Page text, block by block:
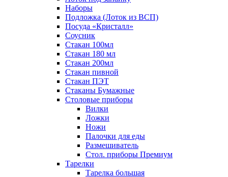
Наборы
Подложка (Лоток из ВСП)
Посуда «Кристалл»
Соусник
Стакан 100мл
Стакан 180 мл
Стакан 200мл
Стакан пивной
Стакан ПЭТ
Стаканы Бумажные
Столовые приборы
Вилки
Ложки
Ножи
Палочки для еды
Размешиватель
Стол. приборы Премиум
Тарелки
Тарелка большая